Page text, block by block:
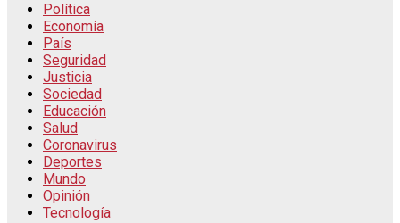
Política
Economía
País
Seguridad
Justicia
Sociedad
Educación
Salud
Coronavirus
Deportes
Mundo
Opinión
Tecnología